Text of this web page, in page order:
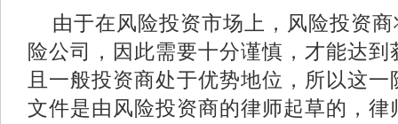
由于在风险投资市场上，风险投资
险公司，因此需要十分谨慎，才能达
且一般投资商处于优势地位，所以这
文件是由风险投资商的律师起草的，